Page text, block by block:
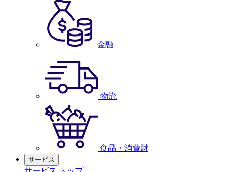
金融
物流
食品・消費財
サービス